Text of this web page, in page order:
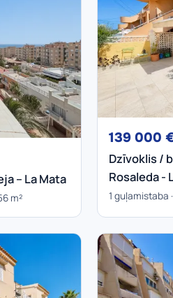
– La Mata
m²
139 000
Dzīvoklis /
Rosaleda -
1 guļamistaba